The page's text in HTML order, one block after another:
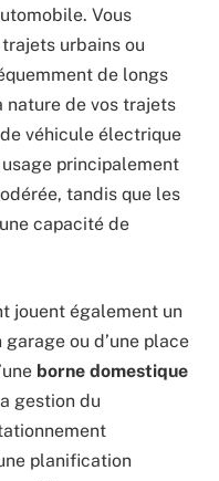
Vous
urbains ou
de longs
nature de vos trajets
véhicule électrique
principalement
tandis que les
capacité de
jouent également un
ou d’une place
borne domestique
gestion du
planification